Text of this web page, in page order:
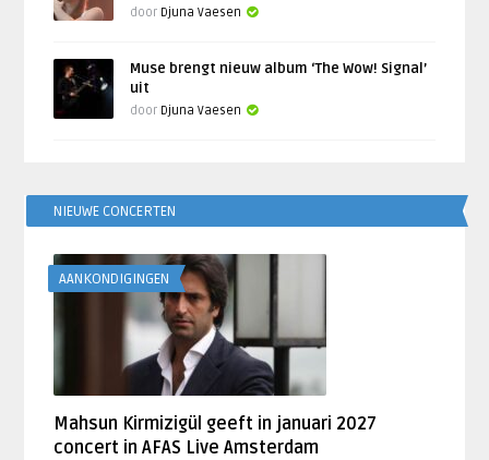
door Djuna Vaesen
Muse brengt nieuw album ‘The Wow! Signal’
uit
door Djuna Vaesen
NIEUWE CONCERTEN
AANKONDIGINGEN
Mahsun Kirmizigül geeft in januari 2027
concert in AFAS Live Amsterdam